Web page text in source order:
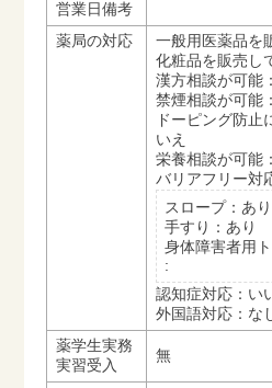
営業日備考
薬局の対応
一般用医薬品を
化粧品を販売し
漢方相談が可能
禁煙相談が可能
ドーピング防止
いえ
栄養相談が可能
バリアフリー対
スロープ：あり
手すり：あり
身体障害者用
:
認知症対応：い
外国語対応：な
薬学生実務
実習受入
無